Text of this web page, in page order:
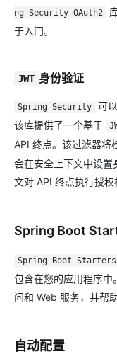
ng Security OAuth2
于入门。
JWT 身份验证
Spring Security 可
该库提供了一个基于
API 终点。该过滤器将
会在安全上下文中设置
文对 API 终点执行授权
Spring Boot
Spring Boot Starters
包含在您的应用程序中
问和 Web 服务，并帮
自动配置